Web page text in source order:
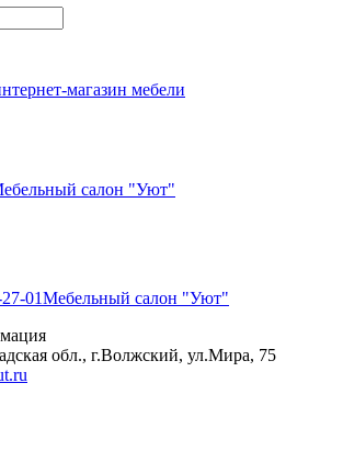
салон "Уют"
01Мебельный салон "Уют"
обл., г.Волжский, ул.Мира, 75